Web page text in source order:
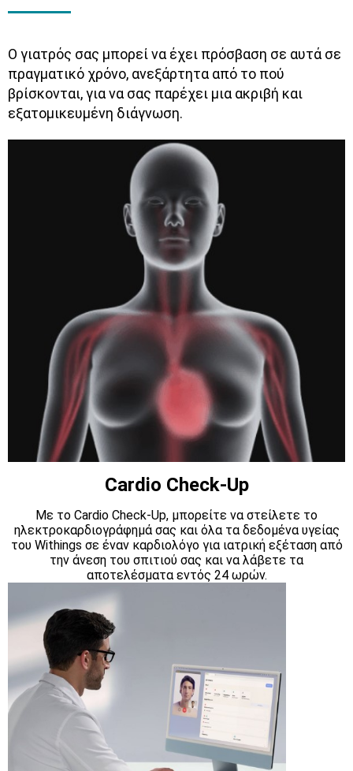
Ο γιατρός σας μπορεί να έχει πρόσβαση σε αυτά σε
πραγματικό χρόνο, ανεξάρτητα από το πού
βρίσκονται, για να σας παρέχει μια ακριβή και
εξατομικευμένη διάγνωση.
Cardio Check-Up
Με το Cardio Check-Up, μπορείτε να στείλετε το
ηλεκτροκαρδιογράφημά σας και όλα τα δεδομένα υγείας
του Withings σε έναν καρδιολόγο για ιατρική εξέταση από
την άνεση του σπιτιού σας και να λάβετε τα
αποτελέσματα εντός 24 ωρών.